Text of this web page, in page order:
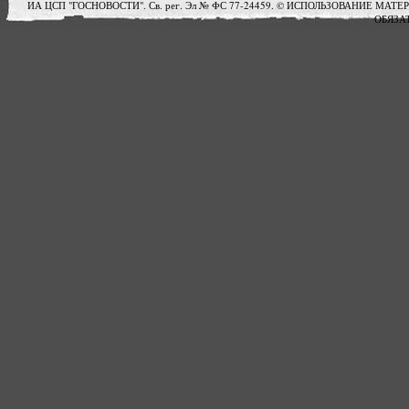
ИА ЦСП "ГОСНОВОСТИ". Св. рег. Эл № ФС 77-24459. © ИСПОЛЬЗОВАНИЕ